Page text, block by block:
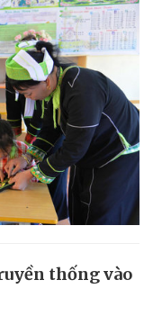
thống vào